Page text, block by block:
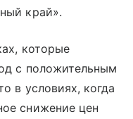
край».
которые
с положительным
в условиях, когда
снижение цен